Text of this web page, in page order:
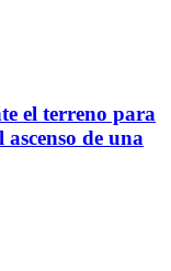
el terreno para
de una